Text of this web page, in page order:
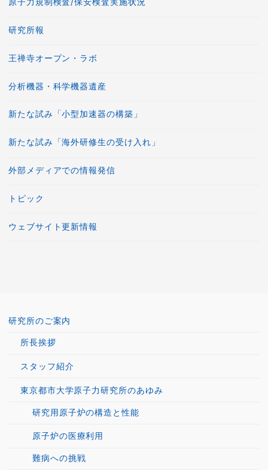
研究所報
王禅寺オープン・ラボ
分析機器・科学機器遺産
新たな試み「小型加速器の構築」
新たな試み「海外研修生の受け入れ」
外部メディアでの情報発信
トピック
ウェブサイト更新情報
研究所のご案内
所長挨拶
スタッフ紹介
東京都市大学原子力研究所のあゆみ
研究用原子炉の構造と性能
原子炉の医療利用
難病への挑戦